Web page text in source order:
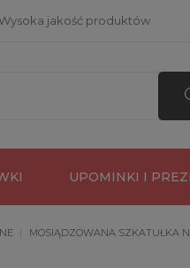
jakość produktów
UPOMINKI I
MOSIĄDZOWANA SZKATUŁKA